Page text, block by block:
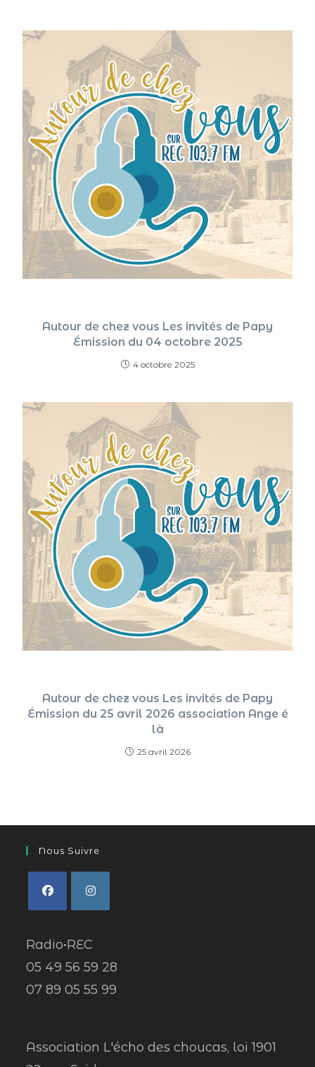
Autour de chez vous Les invités de Papy
Émission du 04 octobre 2025
4 octobre 2025
Autour de chez vous Les invités de Papy
Émission du 25 avril 2026 association Ange é
là
25 avril 2026
Nous Suivre
Radio•REC
05 49 56 59 28
07 89 05 55 99
Association L'écho des choucas, loi 1901